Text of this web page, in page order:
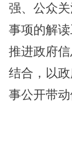
强、公众
事项的解
推进政府
结合，以
事公开带动